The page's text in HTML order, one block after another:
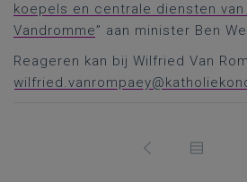
koepels en centrale diensten van
Vandromme” aan minister Ben
Reageren kan bij Wilfried Van